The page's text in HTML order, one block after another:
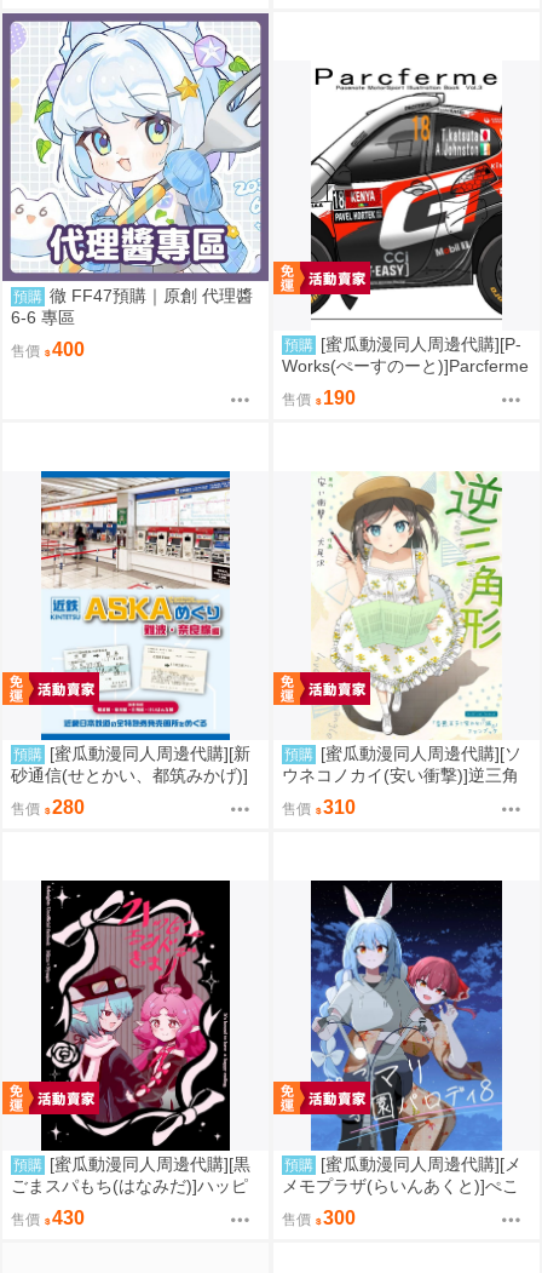
預購 徹 FF47預購｜原創 代理醬
6-6 專區
售價 400 預購 [蜜瓜動漫同人周邊代購][P-
Works(ぺーすのーと)]Parcferme
Vol.3(同人誌)
售價 190
預購 [蜜瓜動漫同人周邊代購][新
砂通信(せとかい、都筑みかげ)]
近鉄ASKAめぐり 難波・奈良線
編(同人誌)
售價 280
預購 [蜜瓜動漫同人周邊代購][ソ
ウネコノカイ(安い衝撃)]逆三角
形(同人誌)
售價 310
預購 [蜜瓜動漫同人周邊代購][黒
ごまスパもち(はなみだ)]ハッピ
ーエンドできまり(明日方舟)(同
人誌)
售價 430
預購 [蜜瓜動漫同人周邊代購][メ
メモプラザ(らいんあくと)]ぺこ
マリ学園パロディ8(Hololive)(同
人誌)
售價 300